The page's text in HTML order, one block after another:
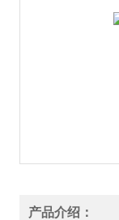
产品介绍：